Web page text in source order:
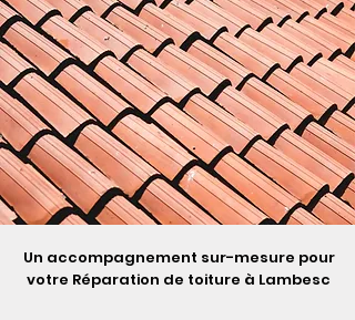
Un accompagnement sur-mesure pour
votre Réparation de toiture à Lambesc